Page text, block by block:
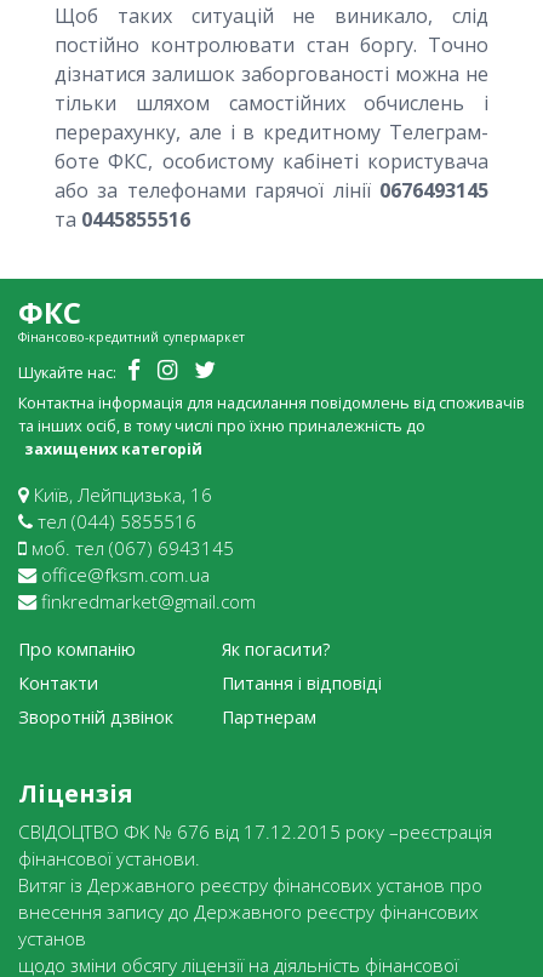
Щоб таких ситуацій не виникало, слід
постійно контролювати стан боргу. Точно
дізнатися залишок заборгованості можна не
тільки шляхом самостійних обчислень і
перерахунку, але і в кредитному Tелеграм-
боте ФКС, особистому кабінеті користувача
або за телефонами гарячої лінії 0676493145
та 0445855516
ФКС
Фінансово-кредитний супермаркет
Шукайте нас:
Контактна інформація для надсилання повідомлень від споживачів
та інших осіб, в тому числі про їхню приналежність до
захищених категорій
Київ, Лейпцизька, 16
тел (044) 5855516
моб. тел (067) 6943145
office@fksm.com.ua
finkredmarket@gmail.com
Про компанію
Контакти
Зворотній дзвінок
Як погасити?
Питання і відповіді
Партнерам
Ліцензія
СВІДОЦТВО ФК № 676 від 17.12.2015 року –реєстрація
фінансової установи.
Витяг із Державного реєстру фінансових установ про
внесення запису до Державного реєстру фінансових
установ
щодо зміни обсягу ліцензії на діяльність фінансової